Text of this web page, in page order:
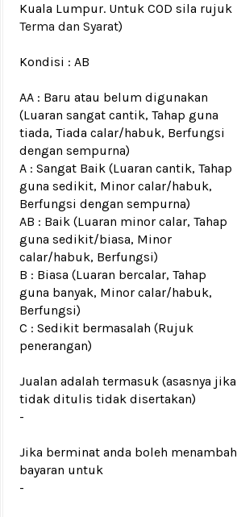
Kuala Lumpur. Untuk COD sila rujuk
Terma dan Syarat)
Kondisi : AB
AA : Baru atau belum digunakan
(Luaran sangat cantik, Tahap guna
tiada, Tiada calar/habuk, Berfungsi
dengan sempurna)
A : Sangat Baik (Luaran cantik, Tahap
guna sedikit, Minor calar/habuk,
Berfungsi dengan sempurna)
AB : Baik (Luaran minor calar, Tahap
guna sedikit/biasa, Minor
calar/habuk, Berfungsi)
B : Biasa (Luaran bercalar, Tahap
guna banyak, Minor calar/habuk,
Berfungsi)
C : Sedikit bermasalah (Rujuk
penerangan)
Jualan adalah termasuk (asasnya jika
tidak ditulis tidak disertakan)
-
Jika berminat anda boleh menambah
bayaran untuk
-